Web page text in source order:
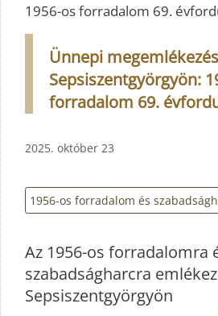
Ünnepi
Sepsiszentgyörgyön:
forradalom 69.
2025. október 23
1956-os forradalom és
Az 1956-os forradalomra
szabadságharcra
Sepsiszentgyörgyön